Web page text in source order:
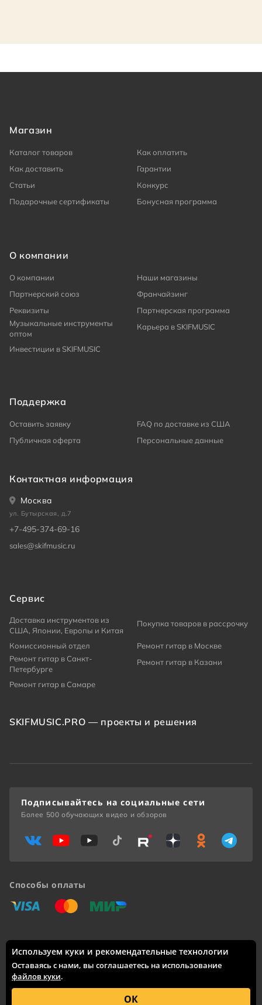
Магазин
Каталог товаров
Как оплатить
Как доставить
Гарантии
Статьи
Конкурс
Подарочные сертификаты
Бонусная программа
О компании
О компании
Наши магазины
Партнерский союз
Франчайзинг
Реквизиты
Партнерская программа
Музыкальные инструменты
оптом
Карьера в SKIFMUSIC
Инвестиции в SKIFMUSIC
Поддержка
Оставить заявку
FAQ по доставке из США
Публичная оферта
Персональные данные
Контактная информация
Москва
ул. Бутырская, д.7
+7-495-374-69-16
sales@skifmusic.ru
Сервис
Доставка инструментов из
США, Японии, Европы и Китая
Покупка товаров в рассрочку
Комиссионный отдел
Ремонт гитар в Москве
Ремонт гитар в Санкт-
Петербурге
Ремонт гитар в Казани
Ремонт гитар в Самаре
SKIFMUSIC.PRO — проекты и решения
© 2005 – 2026 Каталог интернет-сайта
Доставка по России: Москва, Санкт-Петербург, Новосибирск,
Екатеринбург, Казань, Нижний Новгород, Челябинск,
Красноярск, Самара, Уфа, Ростов-на-Дону, Омск, Краснодар,
Воронеж, Волгоград, Пермь и другие города.
Способы оплаты
«Виза» «Мастеркард»
«Мир»
Подписывайтесь на социальные сети
Более 500 обучающих видео и обзоров
Используем куки и рекомендательные технологии
Оставаясь с нами, вы соглашаетесь на использование
файлов куки.
ОК